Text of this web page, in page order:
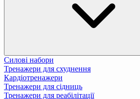
Силові набори
Тренажери для схуднення
Кардіотренажери
Тренажери для сідниць
Тренажери для реабілітації